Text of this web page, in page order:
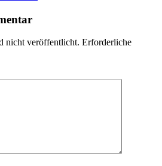
nicht veröffentlicht. Erforderliche